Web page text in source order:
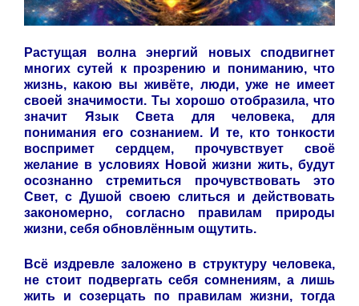
Растущая волна энергий новых сподвигнет
многих сутей к прозрению и пониманию, что
жизнь, какою вы живёте, люди, уже не имеет
своей значимости. Ты хорошо отобразила, что
значит Язык Света для человека, для
понимания его сознанием. И те, кто тонкости
воспримет сердцем, прочувствует своё
желание в условиях Новой жизни жить, будут
осознанно стремиться прочувствовать это
Свет, с Душой своею слиться и действовать
закономерно, согласно правилам природы
жизни, себя обновлённым ощутить.
Всё издревле заложено в структуру человека,
не стоит подвергать себя сомнениям, а лишь
жить и созерцать по правилам жизни, тогда